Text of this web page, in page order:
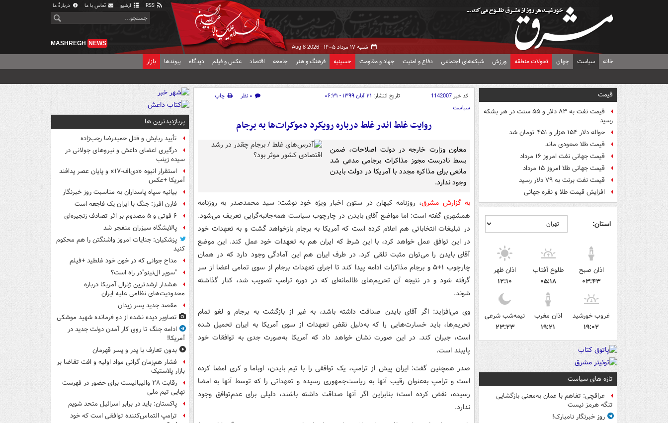
آرشیو تماس با ما دربارهٔ ما
شنبه ۱۷ مرداد ۱۴۰۵ - Aug 8 2026
MASHREGH NEWS
خانه سیاست جهان تحولات منطقه ورزش شبکه‌های اجتماعی دفاع و امنیت جهاد و مقاومت حسینیه فرهنگ و هنر جامعه اقتصاد عکس و فیلم دیدگاه پیوندها بازار
قیمت
قیمت نفت به ۸۳ دلار و ۵۵ سنت در هر بشکه
رسید
حواله دلار ۱۵۴ هزار و ۴۵۱ تومان شد
قیمت طلا صعودی ماند
قیمت جهانی نفت امروز ۱۶ مرداد
قیمت جهانی طلا امروز ۱۵ مرداد
قیمت نفت برنت به ۷۹ دلار رسید
افزایش قیمت طلا و نقره جهانی
استان:
اذان صبح
۰۳:۴۳
طلوع آفتاب
۰۵:۱۸
اذان ظهر
۱۲:۱۰
غروب خورشید
۱۹:۰۲
اذان مغرب
۱۹:۲۱
نیمه‌شب شرعی
۲۳:۲۳
تازه های سیاست
عراقچی: تفاهم با عمان به‌معنی بازگشایی
تنگه هرمز نیست
روز خبرنگار نامبارک!
کد خبر1142007 تاریخ انتشار: ۲۱ آبان ۱۳۹۹ - ۰۶:۳۱ ۰ نظر
چاپ
سیاست
روایت غلط اندر غلط درباره رویکرد دموکرات‌ها به برجام
معاون وزارت خارجه در دولت اصلاحات، ضمن
بسط نادرست مجوز مذاکرات برجامی مدعی شد
مانعی برای مذاکره مجدد با آمریکا در دولت بایدن
وجود ندارد.
به گزارش مشرق، روزنامه کیهان در ستون اخبار ویژه خود نوشت: سید محمدصدر به روزنامه
همشهری گفته است: اما مواضع آقای بایدن در چارچوب سیاست همه‌جانبه‌گرایی تعریف می‌شود.
در تبلیغات انتخاباتی هم اعلام کرده است که آمریکا به برجام بازخواهد گشت و به تعهدات خود
در این توافق عمل خواهد کرد، با این شرط که ایران هم به تعهدات خود عمل کند. این موضع
آقای بایدن را می‌توان مثبت تلقی کرد. در طرف ایران هم این آمادگی وجود دارد که در همان
چارچوب ۱+۵ و برجام مذاکرات ادامه پیدا کند تا اجرای تعهدات برجام از سوی تمامی اعضا از سر
گرفته شود و در نتیجه آن تحریم‌های ظالمانه‌ای که در دوره ترامپ تصویب شد، کنار گذاشته
شوند.
وی می‌افزاید: اگر آقای بایدن صداقت داشته باشد، به غیر از بازگشت به برجام و لغو تمام
تحریم‌ها، باید خسارت‌هایی را که به‌دلیل نقض تعهدات از سوی آمریکا به ایران تحمیل شده
است، جبران کند. در این صورت نشان خواهد داد که آمریکا به‌صورت جدی به توافقات خود
پایبند است.
صدر همچنین گفت: ایران پیش از ترامپ، یک توافقی را با تیم بایدن، اوباما و کری امضا کرده
است و ترامپ به‌عنوان رقیب آنها به ریاست‌جمهوری رسیده و تعهداتی را که توسط آنها به امضا
رسیده، نقض کرده است؛ بنابراین اگر آنها صداقت داشته باشند، دلیلی برای عدم‌توافق وجود
ندارد.
پربازدیدترین ها
تأیید ربایش و قتل حمیدرضا رجب‌زاده
درگیری اعضای داعش و نیروهای جولانی در
سیده زینب
استقرار انبوه «دی‌اف‑۱۷» و پایان عصر پدافند
آمریکا +عکس
بیانیه سپاه پاسداران به مناسبت روز خبرنگار
فارن افرز: جنگ با ایران یک فاجعه است
۶ فوتی و ۵ مصدوم بر اثر تصادف زنجیره‌ای
پالایشگاه سیزران منفجر شد
پزشکیان: جنایات امروز واشنگتن را هم محکوم
کنید
مداح جوانی که در خون خود غلطید +فیلم
"سوپر ال‌نینو"در راه است؟
هشدار ارشدترین ژنرال آمریکا درباره
محدودیت‌های نظامی علیه ایران
مقصد جدید پسر زیدان
تصاویر دیده‌ نشده از دو فرمانده شهید موشکی
ادامه جنگ تا روی کار آمدن دولت جدید در
آمریکا!
بدون تعارف با پدر و پسر قهرمان
فشار هم‌زمان گرانی مواد اولیه و افت تقاضا بر
بازار پلاستیک
رقابت ۲۸ والیبالیست برای حضور در فهرست
نهایی تیم ملی
پاکستان: باید در برابر اسرائیل متحد شویم
ترامپ التماس‌کننده توافقی است که خود